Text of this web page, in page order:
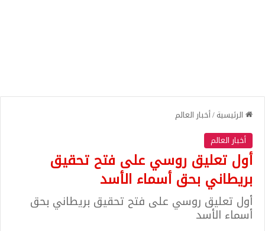
الرئيسية/أخبار العالم
أخبار العالم
أول تعليق روسي على فتح تحقيق
بريطاني بحق أسماء الأسد
أول تعليق روسي على فتح تحقيق بريطاني بحق
أسماء الأسد